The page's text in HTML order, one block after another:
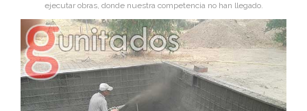
ejecutar obras, donde nuestra competencia no han llegado.